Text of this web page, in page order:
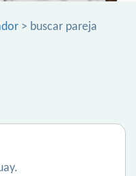
> buscar pareja